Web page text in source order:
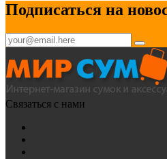
Подписаться на
Связаться с нами